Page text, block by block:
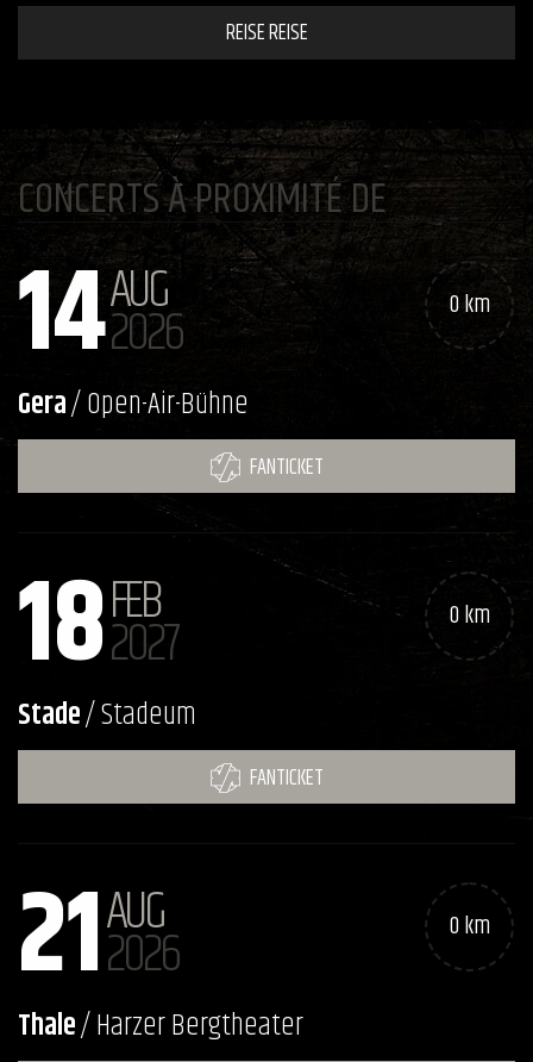
REISE REISE
CONCERTS À PROXIMITÉ DE
14AUG
2026 0 km
Gera/ Open-Air-Bühne
FANTICKET
18FEB
2027 0 km
Stade/ Stadeum
FANTICKET
21AUG
2026 0 km
Thale/ Harzer Bergtheater